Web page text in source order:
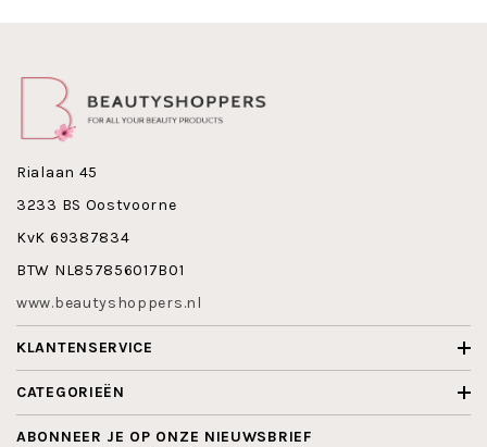
Rialaan 45
3233 BS Oostvoorne
KvK 69387834
BTW NL857856017B01
www.beautyshoppers.nl
KLANTENSERVICE
CATEGORIEËN
ABONNEER JE OP ONZE NIEUWSBRIEF